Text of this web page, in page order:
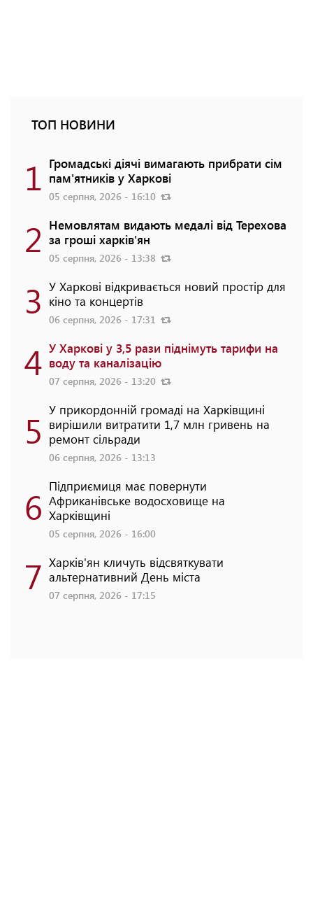
ТОП НОВИНИ
1 Громадські діячі вимагають прибрати сім
пам'ятників у Харкові
05 серпня, 2026 - 16:10
2 Немовлятам видають медалі від Терехова
за гроші харків'ян
05 серпня, 2026 - 13:38
3 У Харкові відкривається новий простір для
кіно та концертів
06 серпня, 2026 - 17:31
4 У Харкові у 3,5 рази піднімуть тарифи на
воду та каналізацію
07 серпня, 2026 - 13:20
5 У прикордонній громаді на Харківщині
вирішили витратити 1,7 млн гривень на
ремонт сільради
06 серпня, 2026 - 13:13
6 Підприємиця має повернути
Африканівське водосховище на
Харківщині
05 серпня, 2026 - 16:00
7 Харків'ян кличуть відсвяткувати
альтернативний День міста
07 серпня, 2026 - 17:15